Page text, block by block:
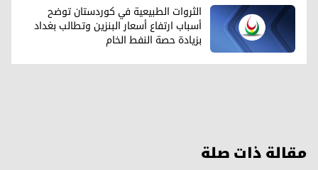
الثروات الطبيعية في كوردستان توضح
أسباب ارتفاع أسعار البنزين وتطالب بغداد
بزيادة حصة النفط الخام
مقالة ذات صلة